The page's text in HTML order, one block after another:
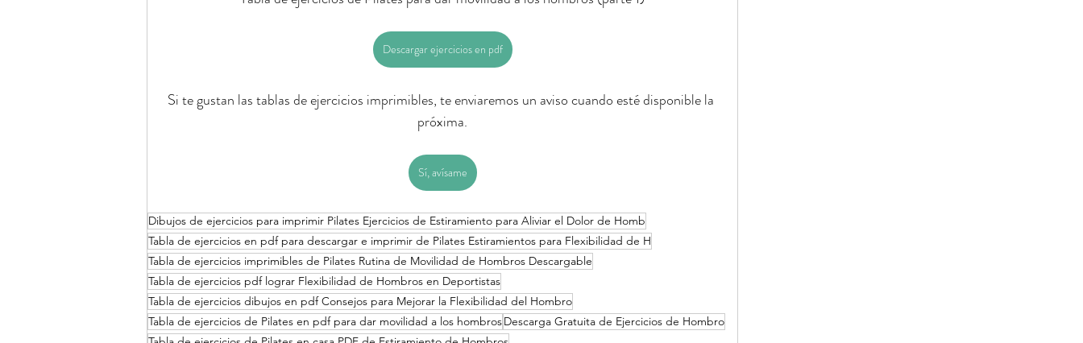
Descargar ejercicios en pdf
Si te gustan las tablas de ejercicios imprimibles, te enviaremos un aviso cuando esté disponible la
próxima.
Sí, avísame
Dibujos de ejercicios para imprimir Pilates Ejercicios de Estiramiento para Aliviar el Dolor de Homb
Tabla de ejercicios en pdf para descargar e imprimir de Pilates Estiramientos para Flexibilidad de H
Tabla de ejercicios imprimibles de Pilates Rutina de Movilidad de Hombros Descargable
Tabla de ejercicios pdf lograr Flexibilidad de Hombros en Deportistas
Tabla de ejercicios dibujos en pdf Consejos para Mejorar la Flexibilidad del Hombro
Tabla de ejercicios de Pilates en pdf para dar movilidad a los hombrosDescarga Gratuita de Ejercicios de Hombro